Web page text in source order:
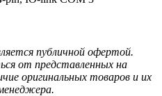
публичной офертой.
от представленных на
оригинальных товаров и их